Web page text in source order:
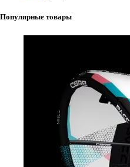
Популярные товары